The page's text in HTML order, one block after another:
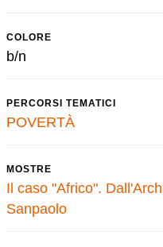
COLORE
b/n
PERCORSI TEMATICI
POVERTÀ
MOSTRE
Il caso "Africo".
Sanpaolo